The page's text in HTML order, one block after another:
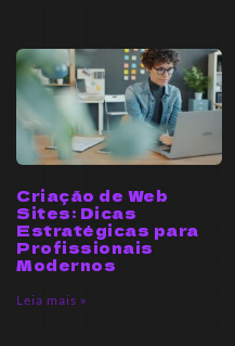
Criação de Web
Sites: Dicas
Estratégicas para
Profissionais
Modernos
Leia mais »